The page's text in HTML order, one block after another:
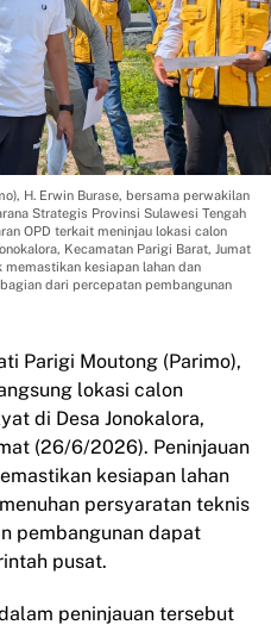
H. Erwin Burase, bersama perwakilan
Strategis Provinsi Sulawesi Tengah
OPD terkait meninjau lokasi calon
Kecamatan Parigi Barat, Jumat
kesiapan lahan dan
dari percepatan pembangunan
Parigi Moutong (Parimo),
lokasi calon
di Desa Jonokalora,
(26/6/2026). Peninjauan
kesiapan lahan
persyaratan teknis
pembangunan dapat
pusat.
peninjauan tersebut